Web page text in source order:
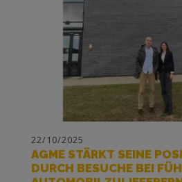
22/10/2025
AGME STÄRKT SEINE
DURCH BESUCHE BEI